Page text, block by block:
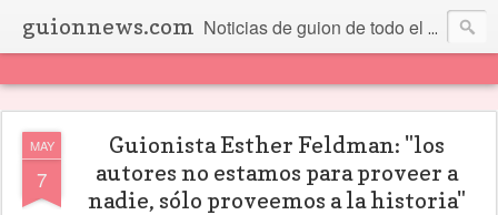
guionnews.com Noticias de guion de todo el mundo... Y más.
MAY
7
Guionista Esther Feldman: "los
autores no estamos para proveer a
nadie, sólo proveemos a la historia"